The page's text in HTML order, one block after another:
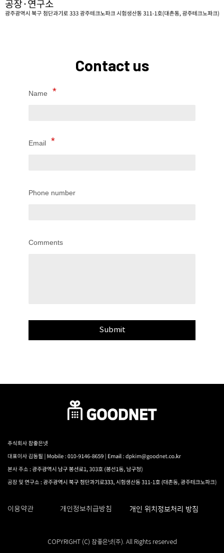
Contact us
Name
Email
Phone number
Comments
Submit
이용약관 개인정보취급방침 개인 위치정보처리 방침
COPYRIGHT (C) 참좋은넷(주). All Rights reserved